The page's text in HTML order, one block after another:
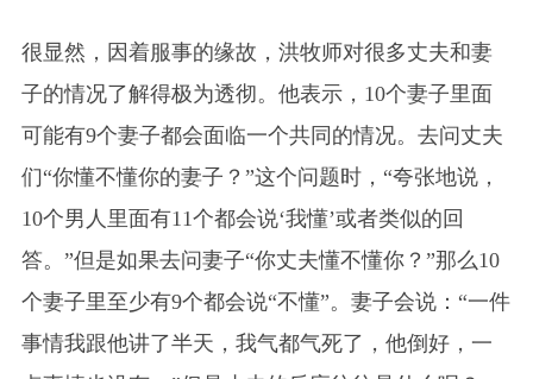
很显然，因着服事的缘故，洪牧师对很多丈夫和妻
子的情况了解得极为透彻。他表示，10个妻子里面
可能有9个妻子都会面临一个共同的情况。去问丈夫
们“你懂不懂你的妻子？”这个问题时，“夸张地说，
10个男人里面有11个都会说‘我懂’或者类似的回
答。”但是如果去问妻子“你丈夫懂不懂你？”那么10
个妻子里至少有9个都会说“不懂”。妻子会说：“一件
事情我跟他讲了半天，我气都气死了，他倒好，一